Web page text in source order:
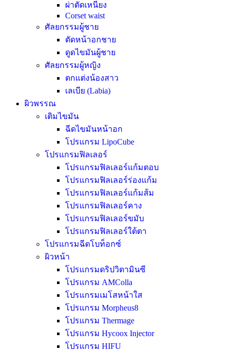
ผ่าตัดเหนียง
Corset waist
ศัลยกรรมผู้ชาย
ตัดหน้าอกชาย
ดูดไขมันผู้ชาย
ศัลยกรรมผู้หญิง
ตกแต่งน้องสาว
เลเบีย (Labia)
ผิวพรรณ
เติมไขมัน
ฉีดไขมันหน้าอก
โปรแกรม LipoCube
โปรแกรมฟิลเลอร์
โปรแกรมฟิลเลอร์แก้มตอบ
โปรแกรมฟิลเลอร์ร่องแก้ม
โปรแกรมฟิลเลอร์แก้มส้ม
โปรแกรมฟิลเลอร์คาง
โปรแกรมฟิลเลอร์ขมับ
โปรแกรมฟิลเลอร์ใต้ตา
โปรแกรมฉีดโบท็อกซ์
ผิวหน้า
โปรแกรมดริปวิตามินซี
โปรแกรม AMColla
โปรแกรมเมโสหน้าใส
โปรแกรม Morpheus8
โปรแกรม Thermage
โปรแกรม Hycoox Injector
โปรแกรม HIFU